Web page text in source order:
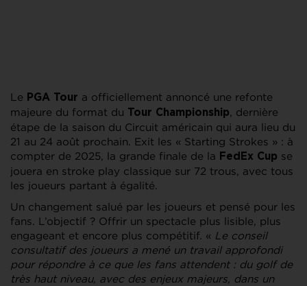
Le PGA Tour a officiellement annoncé une refonte
majeure du format du
Tour Championship, dernière
étape de la saison du Circuit américain qui aura lieu du
21 au 24 août prochain. Exit les « Starting Strokes » : à
compter de 2025, la grande finale de la FedEx Cup se
jouera en stroke play classique sur 72 trous, avec tous
les joueurs partant à égalité.
Un changement salué par les joueurs et pensé pour les
fans. L’objectif ? Offrir un spectacle plus lisible, plus
engageant et encore plus compétitif. « Le conseil
consultatif des joueurs a mené un travail approfondi
pour répondre à ce que les fans attendent : du golf de
très haut niveau, avec des enjeux majeurs, dans un